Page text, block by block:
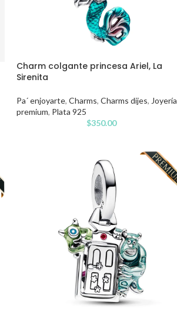
Charm colgante princesa Ariel, La
Sirenita
Pa´ enjoyarte, Charms, Charms dijes, Joyería
premium, Plata 925
$350.00